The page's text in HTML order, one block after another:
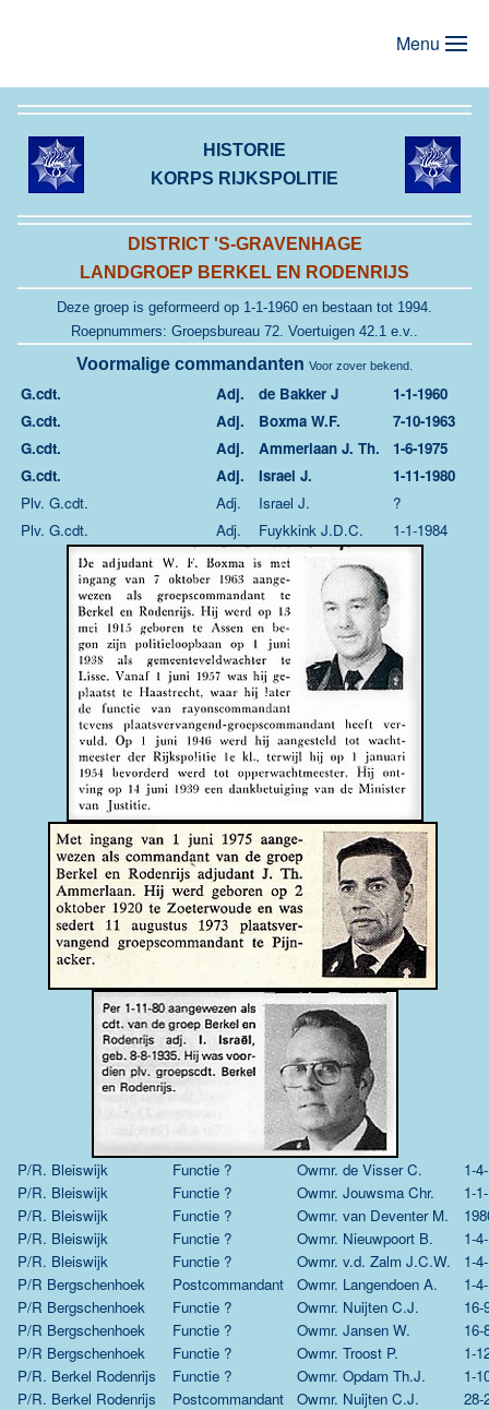
Menu
HISTORIE
KORPS RIJKSPOLITIE
DISTRICT 'S-GRAVENHAGE
LANDGROEP BERKEL EN RODENRIJS
Deze groep is geformeerd op 1-1-1960 en bestaan tot 1994.
Roepnummers: Groepsbureau 72. Voertuigen 42.1 e.v..
Voormalige commandanten Voor zover bekend.
G.cdt. Adj. de Bakker J
1-1-1960
G.cdt.
Adj. Boxma W.F.
7-10-1963
G.cdt.
Adj. Ammerlaan J. Th.
1-6-1975
G.cdt.
Adj. Israel J.
1-11-1980
Plv. G.cdt.
Adj. Israel J.
?
Plv. G.cdt.
Adj. Fuykkink J.D.C. 1-1-1984
P/R. Bleiswijk Functie ? Owmr. de Visser C.
1-
P/R. Bleiswijk
Functie ? Owmr. Jouwsma Chr.
1-
P/R. Bleiswijk
Functie ? Owmr. van Deventer M.
P/R. Bleiswijk
Functie ? Owmr. Nieuwpoort B.
1-
P/R. Bleiswijk
Functie ? Owmr. v.d. Zalm J.C.W.
1-
P/R Bergschenhoek
Postcommandant Owmr. Langendoen A.
1-
P/R Bergschenhoek
Functie ? Owmr. Nuijten C.J.
16-
P/R Bergschenhoek
Functie ? Owmr. Jansen W.
16-
P/R Bergschenhoek
Functie ? Owmr. Troost P.
1-
P/R. Berkel Rodenrijs
Functie ? Owmr. Opdam Th.J.
1-
P/R. Berkel Rodenrijs
Postcommandant Owmr. Nuijten C.J.
28-